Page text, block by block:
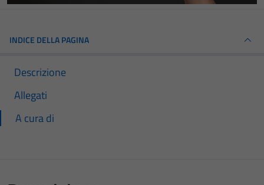
INDICE DELLA PAGINA
Descrizione
Allegati
A cura di